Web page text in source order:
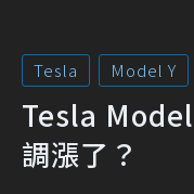
Tesla Model Y
Tesla
調漲了？